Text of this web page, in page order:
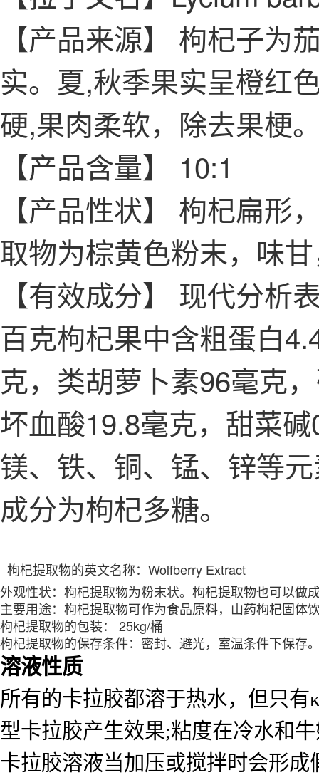
【产品来源】 枸杞子为
实。夏,秋季果实呈橙红
硬,果肉柔软，除去果梗
【产品含量】 10:1
【产品性状】 枸杞扁形
取物为棕黄色粉末，味
【有效成分】
现代分析
百克枸杞果中含粗蛋白
克，类胡萝卜素96毫克
坏血酸19.8毫克，甜菜
镁、铁、铜、锰、锌等
成分为枸杞多糖。
枸杞提取物的英文名称： Wolfberry Extract
外观性状： 枸杞提取物为粉末状。 枸杞提取物也可以做
主要用途： 枸杞提取物可作为食品原料， 山药枸杞固体
枸杞提取物的包装： 25kg/桶
枸杞提取物的保存条件：密封、避光，室温条件下保存
溶液性质
所有的卡拉胶都溶于热水，但只
型卡拉胶产生效果;粘度在冷水和
卡拉胶溶液当加压或搅拌时会形